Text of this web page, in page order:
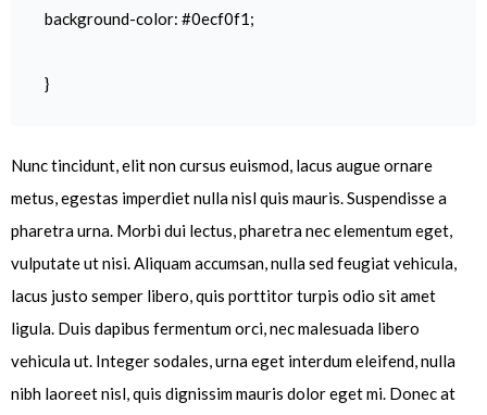
background-color: #0ecf0f1;
}
Nunc tincidunt, elit non cursus euismod, lacus augue ornare
metus, egestas imperdiet nulla nisl quis mauris. Suspendisse a
pharetra urna. Morbi dui lectus, pharetra nec elementum eget,
vulputate ut nisi. Aliquam accumsan, nulla sed feugiat vehicula,
lacus justo semper libero, quis porttitor turpis odio sit amet
ligula. Duis dapibus fermentum orci, nec malesuada libero
vehicula ut. Integer sodales, urna eget interdum eleifend, nulla
nibh laoreet nisl, quis dignissim mauris dolor eget mi. Donec at